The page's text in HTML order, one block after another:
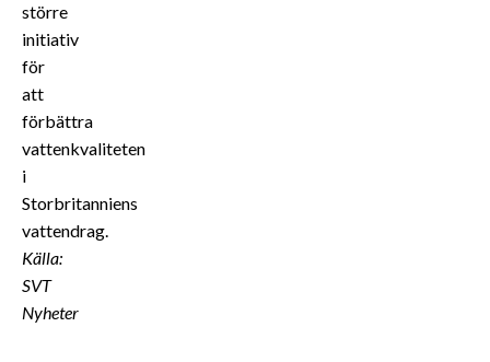
större
initiativ
för
att
förbättra
vattenkvaliteten
i
Storbritanniens
vattendrag.
Källa:
SVT
Nyheter